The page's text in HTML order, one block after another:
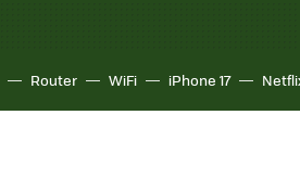
Router WiFi iPhone 17